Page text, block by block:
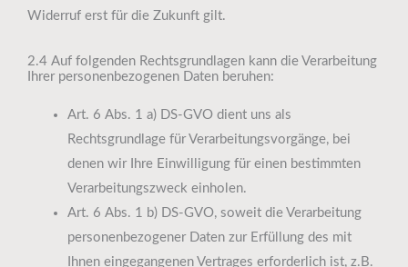
Widerruf erst für die Zukunft gilt.
2.4 Auf folgenden Rechtsgrundlagen kann die Verarbeitung
Ihrer personenbezogenen Daten beruhen:
Art. 6 Abs. 1 a) DS-GVO dient uns als
Rechtsgrundlage für Verarbeitungsvorgänge, bei
denen wir Ihre Einwilligung für einen bestimmten
Verarbeitungszweck einholen.
Art. 6 Abs. 1 b) DS-GVO, soweit die Verarbeitung
personenbezogener Daten zur Erfüllung des mit
Ihnen eingegangenen Vertrages erforderlich ist, z.B.